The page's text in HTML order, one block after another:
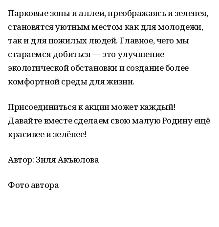
Парковые зоны и аллеи, преображаясь и зеленея,
становятся уютным местом как для молодежи,
так и для пожилых людей. Главное, чего мы
стараемся добиться — это улучшение
экологической обстановки и создание более
комфортной среды для жизни.
Присоединиться к акции может каждый!
Давайте вместе сделаем свою малую Родину ещё
красивее и зелёнее!
Автор: Зиля Акъюлова
Фото автора